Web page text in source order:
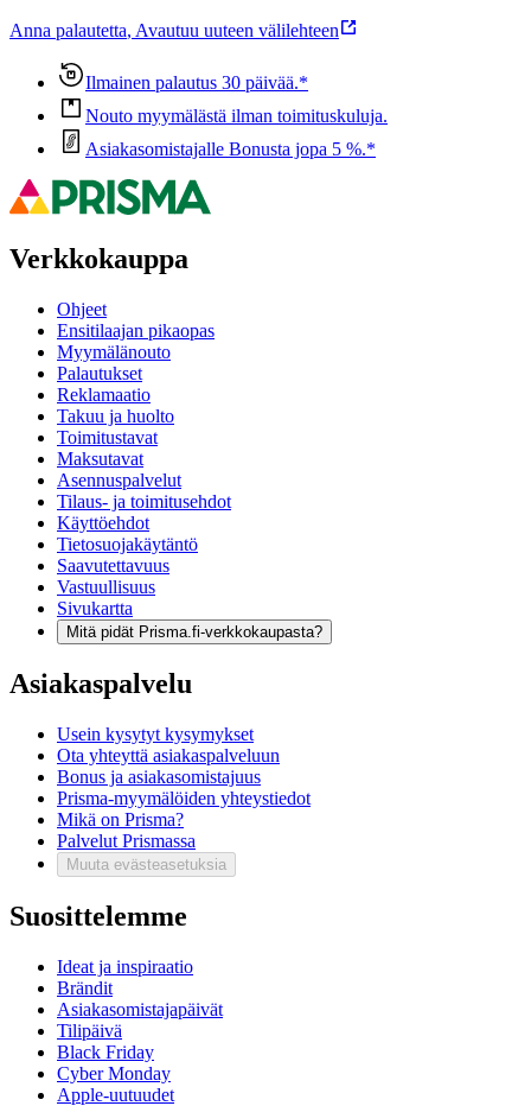
Anna palautetta, Avautuu uuteen välilehteen
Ilmainen palautus 30 päivää.*
Nouto myymälästä ilman toimituskuluja.
Asiakasomistajalle Bonusta jopa 5 %.*
Verkkokauppa
Ohjeet
Ensitilaajan pikaopas
Myymälänouto
Palautukset
Reklamaatio
Takuu ja huolto
Toimitustavat
Maksutavat
Asennuspalvelut
Tilaus- ja toimitusehdot
Käyttöehdot
Tietosuojakäytäntö
Saavutettavuus
Vastuullisuus
Sivukartta
Mitä pidät Prisma.fi-verkkokaupasta?
Asiakaspalvelu
Usein kysytyt kysymykset
Ota yhteyttä asiakaspalveluun
Bonus ja asiakasomistajuus
Prisma-myymälöiden yhteystiedot
Mikä on Prisma?
Palvelut Prismassa
Muuta evästeasetuksia
Suosittelemme
Ideat ja inspiraatio
Brändit
Asiakasomistajapäivät
Tilipäivä
Black Friday
Cyber Monday
Apple-uutuudet